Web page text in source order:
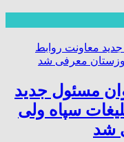
مسئول جدید
سپاه ولی
شد